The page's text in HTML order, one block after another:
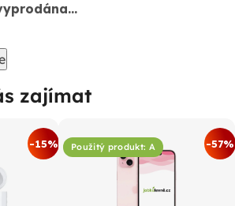
zajímat
-15% Použitý produkt: A -57%